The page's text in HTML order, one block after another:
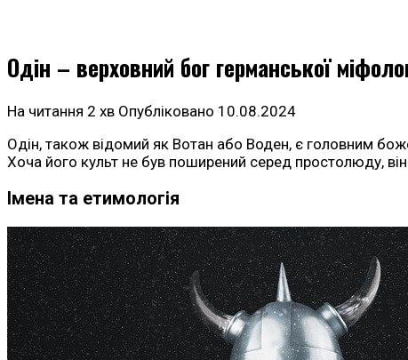
Одін – верховний бог германської
На читання 2 хв Опубліковано 10.08.2024
Одін, також відомий як Вотан або Воден, є головним
Хоча його культ не був поширений серед простолюду,
Імена та етимологія